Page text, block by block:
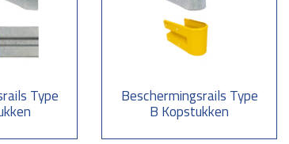
ten behoeve van braakpreventie en ter
of 2000 mm. in aardebaan en asfalt. Op beton of
Type Beschermingsrails Type
B Kopstukken